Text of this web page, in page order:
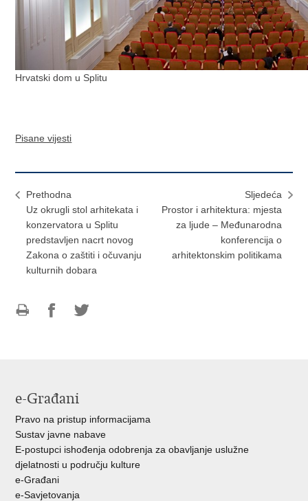
Hrvatski dom u Splitu
Pisane vijesti
Prethodna
Uz okrugli stol arhitekata i
konzervatora u Splitu
predstavljen nacrt novog
Zakona o zaštiti i očuvanju
kulturnih dobara
Sljedeća
Prostor i arhitektura: mjesta
za ljude – Međunarodna
konferencija o
arhitektonskim politikama
e-Građani
Pravo na pristup informacijama
Sustav javne nabave
E-postupci ishođenja odobrenja za obavljanje uslužne
djelatnosti u području kulture
e-Građani
e-Savjetovanja